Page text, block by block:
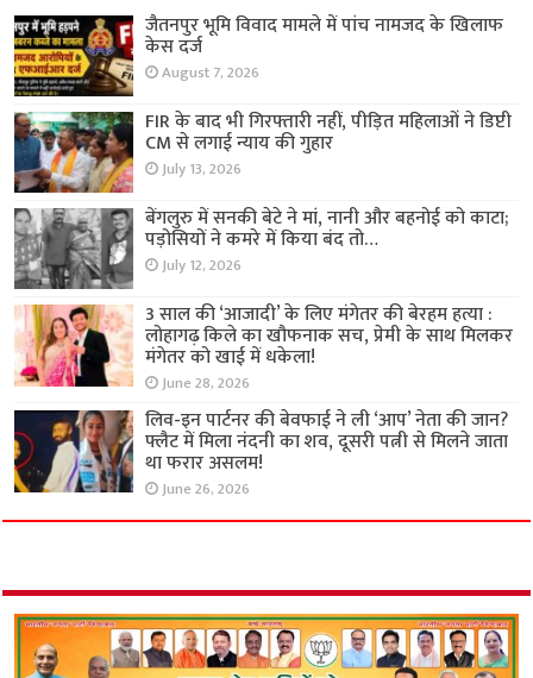
जैतनपुर भूमि विवाद मामले में पांच नामजद के खिलाफ
केस दर्ज
August 7, 2026
FIR के बाद भी गिरफ्तारी नहीं, पीड़ित महिलाओं ने डिप्टी
CM से लगाई न्याय की गुहार
July 13, 2026
बेंगलुरु में सनकी बेटे ने मां, नानी और बहनोई को काटा;
पड़ोसियों ने कमरे में किया बंद तो…
July 12, 2026
3 साल की ‘आजादी’ के लिए मंगेतर की बेरहम हत्या :
लोहागढ़ किले का खौफनाक सच, प्रेमी के साथ मिलकर
मंगेतर को खाई में धकेला!
June 28, 2026
लिव-इन पार्टनर की बेवफाई ने ली ‘आप’ नेता की जान?
फ्लैट में मिला नंदनी का शव, दूसरी पत्नी से मिलने जाता
था फरार असलम!
June 26, 2026